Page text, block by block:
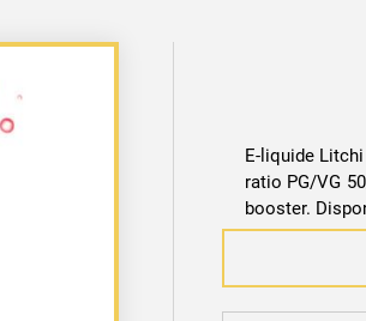
E-liquide
ratio PG/VG
booster.